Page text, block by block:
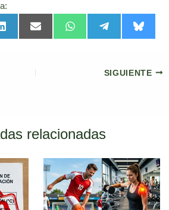
Compartir
en
L
i
Compartir
en
E
m
Compartir
en
W
h
Compartir
en
e
r
en
B
l
k
SIGUIENTE
relacionadas